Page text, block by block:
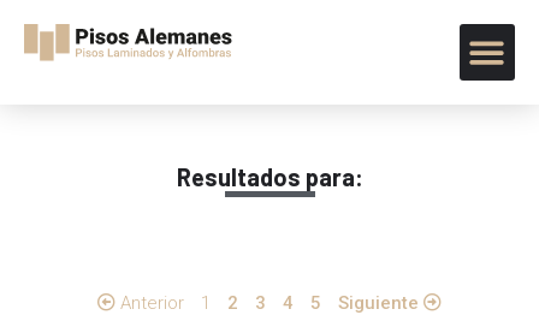
Resultados para:
Anterior 1 2 3 4 5 Siguiente